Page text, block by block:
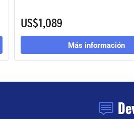
US$1,089
Más información